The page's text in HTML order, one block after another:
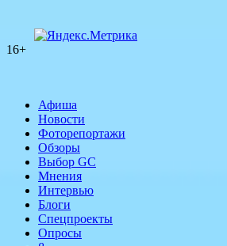
16+
Афиша
Новости
Фоторепортажи
Обзоры
Выбор GC
Мнения
Интервью
Блоги
Спецпроекты
Опросы